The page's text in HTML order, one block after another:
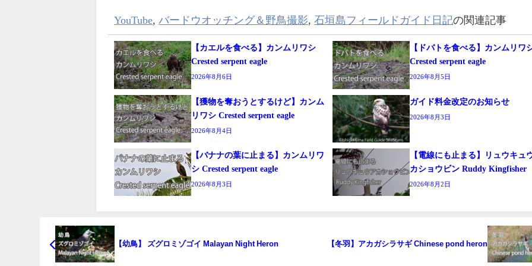
YouTube,バードウオッチング＆野鳥撮影,石垣島フィールドガイド日記の関連記事
【カエルを食べる】カンムリワシ
Crested serpent eagle
2026年8月6日
【ドバトを食べる】カンムリワ
Crested serpent eagle
2026年8月5日
【獲物を奪おうとするけど】カンム
リワシ Crested serpent eagle
2026年8月4日
ガイド料金改定のお知らせ
2026年8月3日
【バナナの葉に止まる】カンムリワ
シ Crested serpent eagle
2026年8月3日
【電線にも止まる】リュウキュ
カショウビン Ruddy Kingfisher
2026年8月2日
【幼鳥】 ズグロミゾゴイ Malayan Night Heron 【冬羽】アカガシラサギ Chinese pond heron